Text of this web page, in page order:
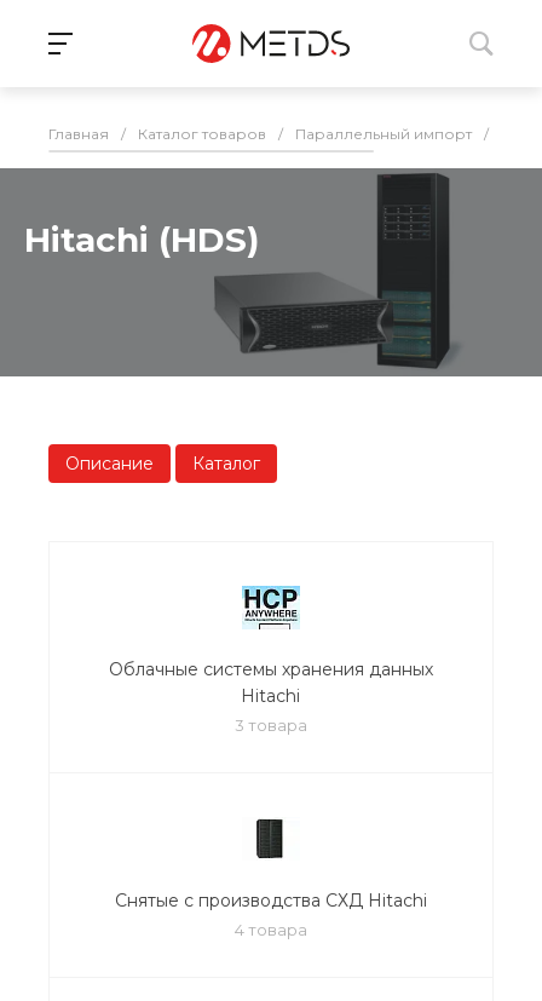
Главная / Каталог товаров / Параллельный импорт /
Hitachi (HDS)
Описание Каталог
Облачные системы хранения данных
Hitachi
3 товара
Снятые с производства СХД Hitachi
4 товара